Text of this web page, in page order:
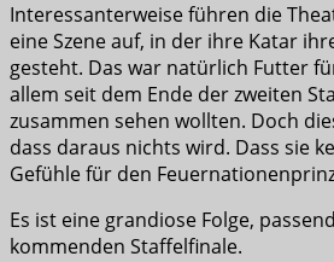
Interessanterweise führen die
eine Szene auf, in der ihre Katar
gesteht. Das war natürlich Futter
allem seit dem Ende der zweiten
zusammen sehen wollten. Doch
dass daraus nichts wird. Dass sie
Gefühle für den
Es ist eine grandiose Folge,
kommenden Staffelfinale.